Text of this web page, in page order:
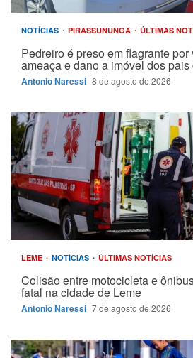
NOTÍCIAS PIRASSUNUNGA ÚLTIMAS
Pedreiro é preso em flagrante
ameaça e dano a imóvel dos
Antonio Naressi 8 de agosto de 2026
LEME NOTÍCIAS ÚLTIMAS NOTÍCIAS
Colisão entre motocicleta e
fatal na cidade de Leme
Antonio Naressi 7 de agosto de 2026